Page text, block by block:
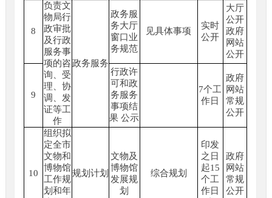
8
负责文
物局行
政审批
及行政
服务事
项的咨
询、受
理、协
调、发
证等工
作
政务服务
政务服
务大厅
窗口业
务规范
见具体事项
实时
公开
大厅
公开
政府
网站
公开
9
行政许
可和政
务服务
事项结
果 公示
7个工
作日
政府
网站
常规
公开
10
组织拟
定全市
文物和
博物馆
工作规
划和年
规划计划
文物及
博物馆
发展规
划
综合规划
印发
之日
起15
个工
作日
政府
网站
常规
公开